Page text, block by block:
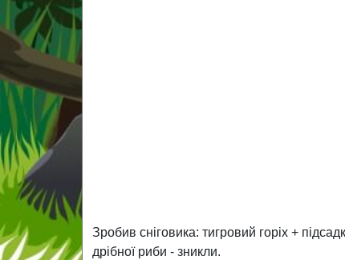
Зробив сніговика: тигровий горіх +
дрібної риби - зникли.